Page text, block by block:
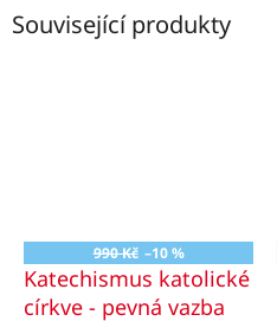
Související produkty
990 Kč –10 %
Katechismus katolické
církve - pevná vazba